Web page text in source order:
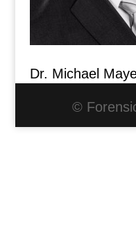
Dr. Michael
©